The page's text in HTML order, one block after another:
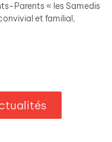
Parents « les Samedis
et familial,